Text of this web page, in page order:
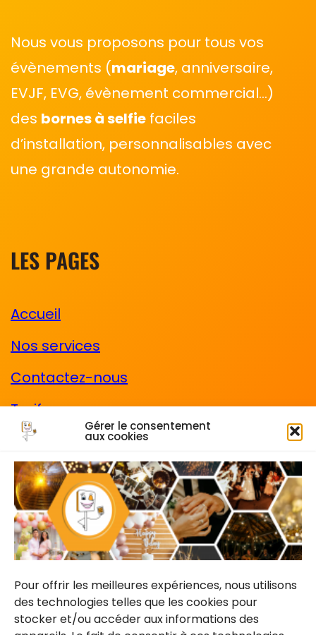
Gérer le consentement
aux cookies
Pour offrir les meilleures expériences, nous utilisons
des technologies telles que les cookies pour
stocker et/ou accéder aux informations des
Nous vous proposons pour tous vos
évènements (mariage, anniversaire,
EVJF, EVG, évènement commercial…)
des bornes à selfie faciles
d’installation, personnalisables avec
une grande autonomie.
LES PAGES
Accueil
Nos services
Contactez-nous
Tarifs
CGV
Les mentions légales
Cadre photo
CONTACTEZ-NOUS
Devis gratuit & sans engagement.